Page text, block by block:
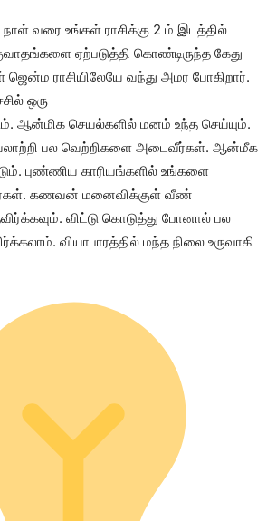
வரை உங்கள் ராசிக்கு 2 ம் இடத்தில்
ஏற்படுத்தி கொண்டிருந்த கேது
ராசியிலேயே வந்து அமர போகிறார்.
ஒரு
ஆன்மிக செயல்களில் மனம் உந்த செய்யும்.
பல வெற்றிகளை அடைவீர்கள். ஆன்மீக
புண்ணிய காரியங்களில் உங்களை
கணவன் மனைவிக்குள் வீண்
விட்டு கொடுத்து போனால் பல
வியாபாரத்தில் மந்த நிலை உருவாகி